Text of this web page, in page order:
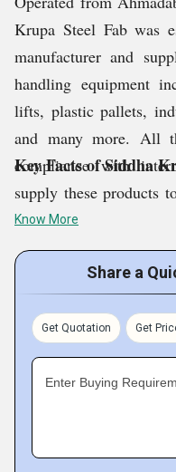
Krupa Steel Fab was
manufacturer and
handling equipment
lifts, plastic pallets,
and many more. All
compliance with
supply these products
As a quality centric
quality control division
on various
appreciable in the
technology,
nature.
Key Facts of Siddha
Know More
Share a
Get Quotation Get
Enter Buying